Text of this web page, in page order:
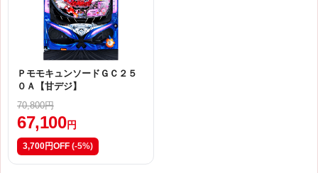
ＰモモキュンソードＧＣ２５
０Ａ【甘デジ】
70,800円
67,100 円
3,700円OFF (-5%)